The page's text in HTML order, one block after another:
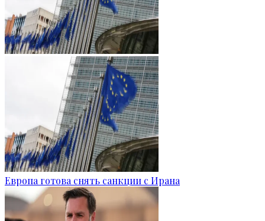
Европа готова снять санкции с Ирана